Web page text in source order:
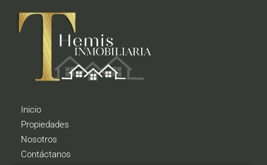
Inicio
Propiedades
Nosotros
Contáctanos